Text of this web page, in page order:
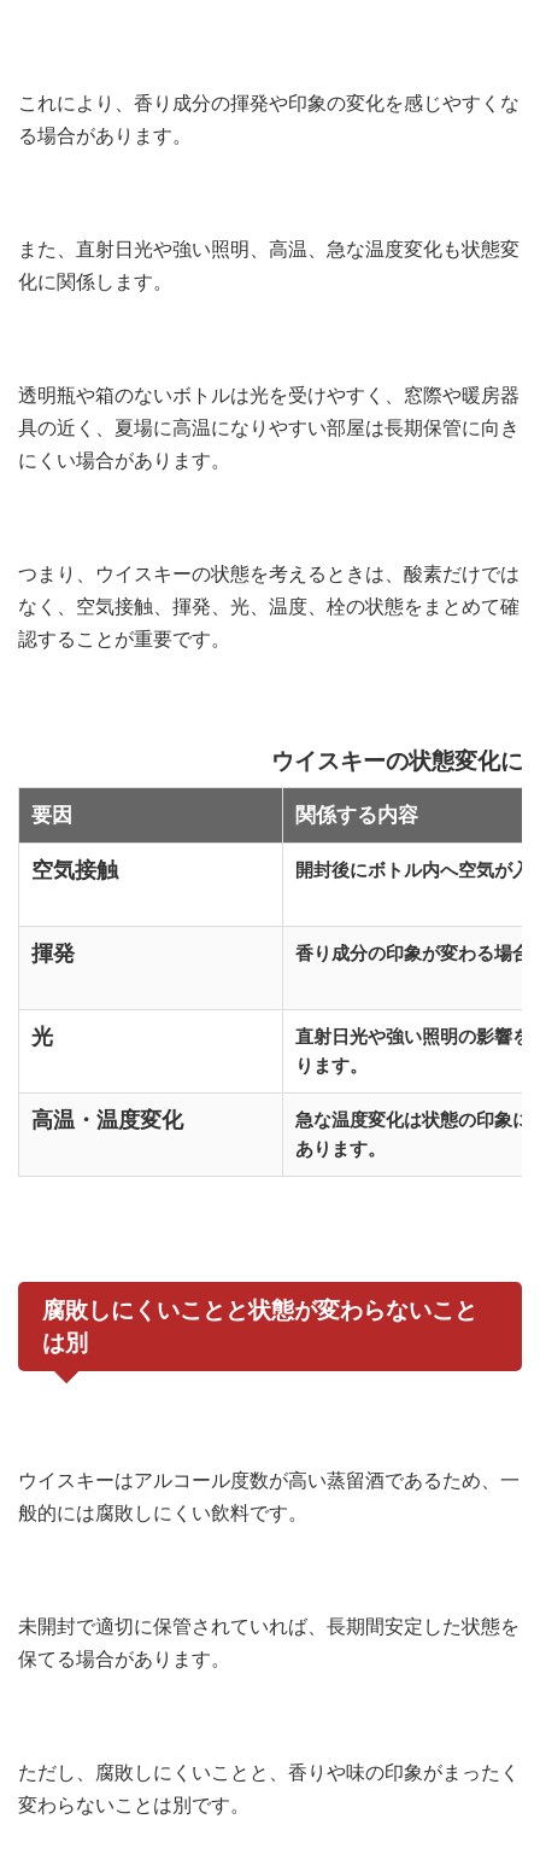
これにより、香り成分の揮発や印象の変化を感じやすくな
る場合があります。
また、直射日光や強い照明、高温、急な温度変化も状態変
化に関係します。
透明瓶や箱のないボトルは光を受けやすく、窓際や暖房器
具の近く、夏場に高温になりやすい部屋は長期保管に向き
にくい場合があります。
つまり、ウイスキーの状態を考えるときは、酸素だけでは
なく、空気接触、揮発、光、温度、栓の状態をまとめて確
認することが重要です。
ウイスキーの状態変化に
要因 関係する内容
空気接触 開封後にボトル内へ空気が入
揮発 香り成分の印象が変わる場合
光
直射日光や強い照明の影響を
ります。
高温・温度変化
急な温度変化は状態の印象に
あります。
腐敗しにくいことと状態が変わらないこと
は別
ウイスキーはアルコール度数が高い蒸留酒であるため、一
般的には腐敗しにくい飲料です。
未開封で適切に保管されていれば、長期間安定した状態を
保てる場合があります。
ただし、腐敗しにくいことと、香りや味の印象がまったく
変わらないことは別です。